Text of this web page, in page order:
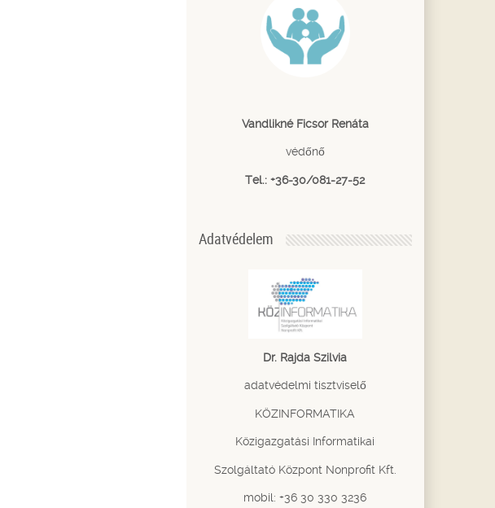
Vandlikné Ficsor Renáta
védőnő
Tel.: +36-30/081-27-52
Adatvédelem
Dr. Rajda Szilvia
adatvédelmi tisztviselő
KÖZINFORMATIKA
Közigazgatási Informatikai
Szolgáltató Központ Nonprofit Kft.
mobil: +36 30 330 3236